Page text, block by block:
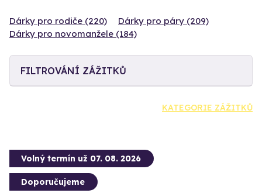
Dárky pro rodiče (220)
Dárky pro páry (209)
Dárky pro novomanžele (184)
FILTROVÁNÍ ZÁŽITKŮ
KATEGORIE ZÁŽITKŮ
Volný termín už 07. 08. 2026
Doporučujeme